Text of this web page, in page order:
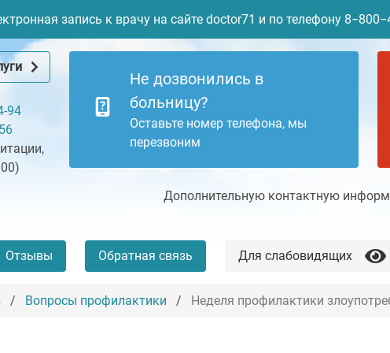
запись к врачу на сайте doctor71 и по телефону
94
Не дозвонились в
больницу?
Оставьте номер телефона, мы
перезвоним
Дополнительную контактную
Отзывы Обратная связь Для слабовидящих
Платные услуги
+7 (4872) 77-04-94
Вопросы профилактики Неделя профилактики